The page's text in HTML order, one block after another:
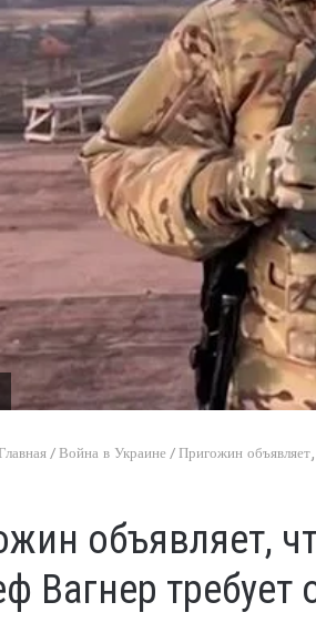
/Война в Украине /Пригожин
объявляет,
Вагнер требует